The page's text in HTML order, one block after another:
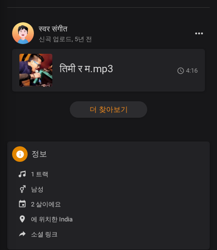
स्वर संगीत
신곡 업로드, 5년 전
तिमी र म.mp3 4:16
더 찾아보기
정보
1 트랙
남성
2 살이에요
에 위치한 India
소셜 링크